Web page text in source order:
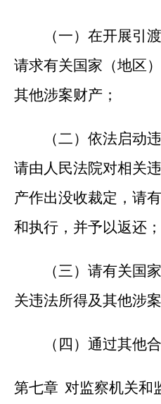
（一）在开展引渡
请求有关国家（地区
其他涉案财产；
（二）依法启动违
请由人民法院对相关
产作出没收裁定，请
和执行，并予以返还；
（三）请有关国家
关违法所得及其他涉
（四）通过其他合
第七章 对监察机关和